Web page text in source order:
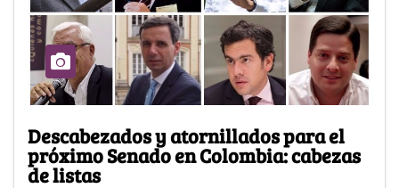
Descabezados y atornillados para el
próximo Senado en Colombia: cabezas
de listas